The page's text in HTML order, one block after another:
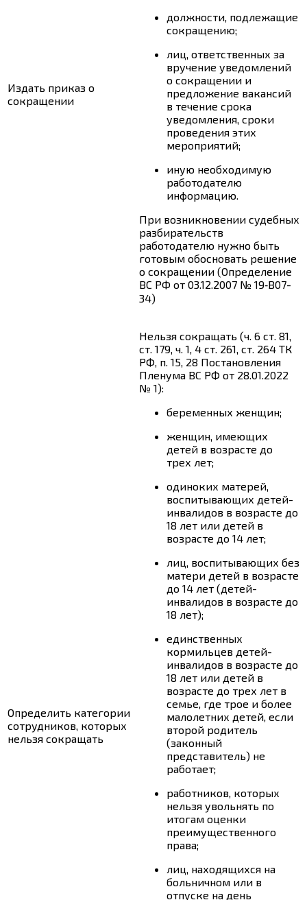
Издать приказ о
сокращении
должности, подлежащие
сокращению;
лиц, ответственных за
вручение уведомлений
о сокращении и
предложение вакансий
в течение срока
уведомления, сроки
проведения этих
мероприятий;
иную необходимую
работодателю
информацию.
При возникновении судебных
разбирательств
работодателю нужно быть
готовым обосновать решение
о сокращении (Определение
ВС РФ от 03.12.2007 № 19‑В07-
34)
Определить категории
сотрудников, которых
нельзя сокращать
Нельзя сокращать (ч. 6 ст. 81,
ст. 179, ч. 1, 4 ст. 261, ст. 264 ТК
РФ, п. 15, 28 Постановления
Пленума ВС РФ от 28.01.2022
№ 1):
беременных женщин;
женщин, имеющих
детей в возрасте до
трех лет;
одиноких матерей,
воспитывающих детей-
инвалидов в возрасте до
18 лет или детей в
возрасте до 14 лет;
лиц, воспитывающих без
матери детей в возрасте
до 14 лет (детей-
инвалидов в возрасте до
18 лет);
единственных
кормильцев детей-
инвалидов в возрасте до
18 лет или детей в
возрасте до трех лет в
семье, где трое и более
малолетних детей, если
второй родитель
(законный
представитель) не
работает;
работников, которых
нельзя увольнять по
итогам оценки
преимущественного
права;
лиц, находящихся на
больничном или в
отпуске на день